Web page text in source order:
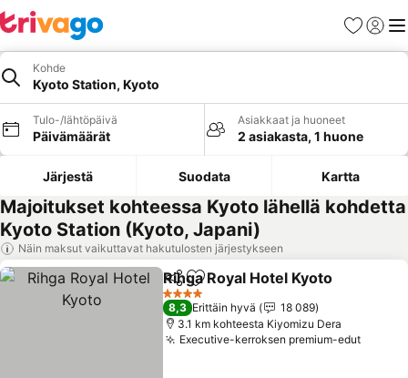
Suosikit
Kohde
Kyoto Station, Kyoto
Tulo-/lähtöpäivä
Päivämäärät
Asiakkaat ja huoneet
2 asiakasta, 1 huone
Järjestä Suodata Kartta
Majoitukset kohteessa Kyoto lähellä kohdetta
Kyoto Station (Kyoto, Japani)
Näin maksut vaikuttavat hakutulosten järjestykseen
Jaa Lisää suosikkeihin
Rihga Royal Hotel Kyoto
4 Tähtiluokitus
8,3 Erittäin hyvä
18 089
3.1 km kohteesta Kiyomizu Dera
Executive-kerroksen premium-edutKatso